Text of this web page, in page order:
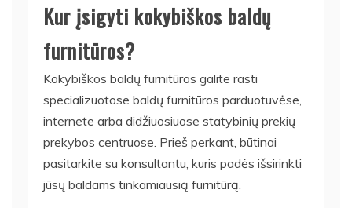
Kur įsigyti kokybiškos baldų
furnitūros?
Kokybiškos baldų furnitūros galite rasti
specializuotose baldų furnitūros parduotuvėse,
internete arba didžiuosiuose statybinių prekių
prekybos centruose. Prieš perkant, būtinai
pasitarkite su konsultantu, kuris padės išsirinkti
jūsų baldams tinkamiausią furnitūrą.